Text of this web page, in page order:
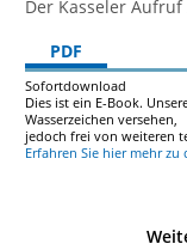
Der Kasseler Aufruf
PDF
Sofortdownload
Dies ist ein E-Book.
Wasserzeichen versehen,
jedoch frei von weiteren
Erfahren Sie hier mehr zu